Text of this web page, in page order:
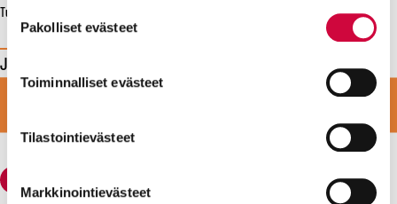
voit määrittää asetuksesi
. Voit muuttaa
parantavia, ja osaa käytetään tilastointi- tai
Suostumuksen
valinta
Pakolliset evästeet
Toiminnalliset evästeet
Tilastointievästeet
Markkinointievästeet
Tulosta
Jaa tämä sivu
Jaa Jaa Jaa
LIITY VAHVAAN JOUKKOON